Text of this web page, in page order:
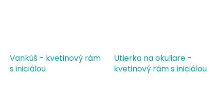
Vankúš - kvetinový rám
s iniciálou
Utierka na okuliare -
kvetinový rám s iniciálou